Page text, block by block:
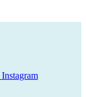
Instagram